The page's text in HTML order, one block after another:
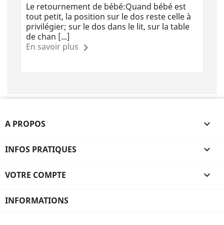
Le retournement de bébé:Quand bébé est
tout petit, la position sur le dos reste celle à
privilégier; sur le dos dans le lit, sur la table
de chan [...]
En savoir plus
A PROPOS 
INFOS PRATIQUES 
VOTRE COMPTE 
INFORMATIONS